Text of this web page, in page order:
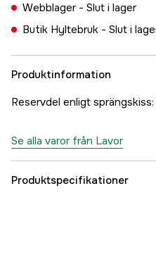
Webblager - Slut i lager
Butik Hyltebruk - Slut i
Produktinformation
Reservdel enligt
Se alla varor från Lavor
Produktspecifikationer